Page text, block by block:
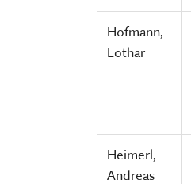
Hofmann,
Lothar
Heimerl,
Andreas